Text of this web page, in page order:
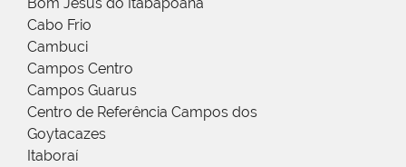
Bom Jesus do Itabapoana
Cabo Frio
Cambuci
Campos Centro
Campos Guarus
Centro de Referência Campos dos
Goytacazes
Itaboraí